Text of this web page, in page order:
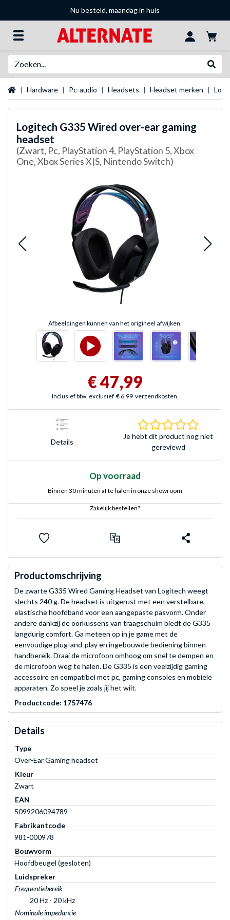
Nu besteld, maandag in huis
Startpagina
Hardware Pc-audio Headsets Headset merken
Logitech G335 Wired over-ear gaming
headset
(Zwart, Pc, PlayStation 4, PlayStation 5, Xbox
One, Xbox Series X|S, Nintendo Switch)
Afbeeldingen kunnen van het origineel afwijken.
€ 47,99
Inclusief btw, exclusief € 6,99 verzendkosten.
Details
Je hebt dit product nog niet
gereviewd
Op voorraad
Binnen 30 minuten af te halen in onze showroom
Zakelijk bestellen?
Productomschrijving
De zwarte G335 Wired Gaming Headset van Logitech weegt
slechts 240 g. De headset is uitgerust met een verstelbare,
elastische hoofdband voor een aangepaste pasvorm. Onder
andere dankzij de oorkussens van traagschuim biedt de G335
langdurig comfort. Ga meteen op in je game met de
eenvoudige plug-and-play en ingebouwde bediening binnen
handbereik. Draai de microfoon omhoog om snel te dempen en
de microfoon weg te halen. De G335 is een veelzijdig gaming
accessoire en compatibel met pc, gaming consoles en mobiele
apparaten. Zo speel je zoals jij het wilt.
Productcode: 1757476
Details
Type
Over-Ear Gaming headset
Kleur
Zwart
EAN
5099206094789
Fabrikantcode
981-000978
Bouwvorm
Hoofdbeugel (gesloten)
Luidspreker
Frequentiebereik
20 Hz - 20 kHz
Nominale impedantie